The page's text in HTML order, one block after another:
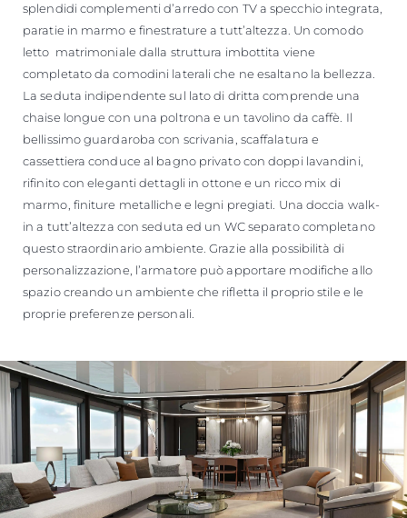
splendidi complementi d’arredo con TV a specchio integrata,
paratie in marmo e finestrature a tutt’altezza. Un comodo
letto matrimoniale dalla struttura imbottita viene
completato da comodini laterali che ne esaltano la bellezza.
La seduta indipendente sul lato di dritta comprende una
chaise longue con una poltrona e un tavolino da caffè. Il
bellissimo guardaroba con scrivania, scaffalatura e
cassettiera conduce al bagno privato con doppi lavandini,
rifinito con eleganti dettagli in ottone e un ricco mix di
marmo, finiture metalliche e legni pregiati. Una doccia walk-
in a tutt’altezza con seduta ed un WC separato completano
questo straordinario ambiente. Grazie alla possibilità di
personalizzazione, l’armatore può apportare modifiche allo
spazio creando un ambiente che rifletta il proprio stile e le
proprie preferenze personali.